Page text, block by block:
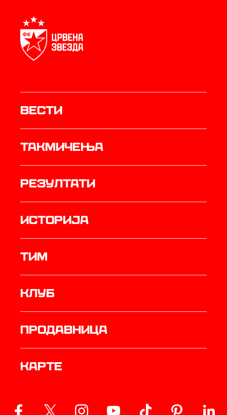
Вести
Такмичења
резултати
историја
ТИМ
Клуб
продавница
Карте